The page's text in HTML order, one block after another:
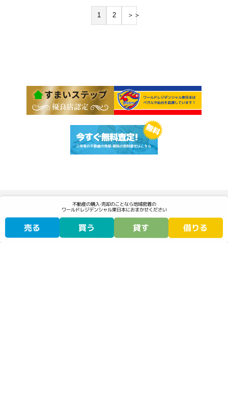
1 2 ＞＞
販売中の物件
不動産の購⼊‧売却のことなら地域密着の
ワールドレジデンシャル東日本におまかせください
売る 買う 貸す 借りる